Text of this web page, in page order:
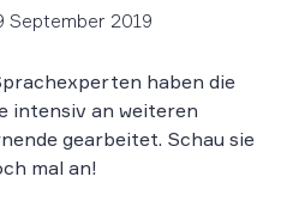
September 2019
haben die
intensiv an weiteren
gearbeitet. Schau sie
mal an!